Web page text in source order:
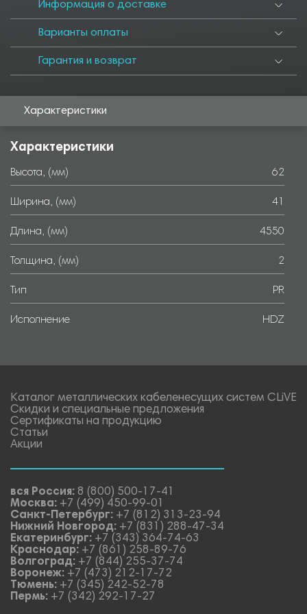
Информация о доставке
Варианты оплаты
Гарантия и возврат
Характеристики
Характеристики
Высота, (мм) 62
Ширина, (мм) 41
Длина, (мм) 4550
Толщина, (мм) 2
Тип PR
Исполнение HDZ
Каталог металлических кабеленесущих систем CLiVE
Скидки и специальные предложения
Сертификаты на продукцию
Статьи
Акции
вся Россия: 8 (800) 500-17-41
Москва: +7 (499) 450-99-01
Санкт-Петербург: +7 (812) 313-23-94
Нижний Новгород: +7 (831) 288-47-34
Екатеринбург: +7 (343) 364-74-63
Краснодар: +7 (861) 258-89-76
Волгоград: +7 (844) 255-37-74
Воронеж: +7 (473) 212-17-72
Тюмень: +7 (345) 242-52-78
Пермь: +7 (342) 292-17-27